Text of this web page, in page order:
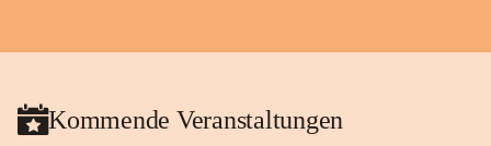
Kommende Veranstaltungen